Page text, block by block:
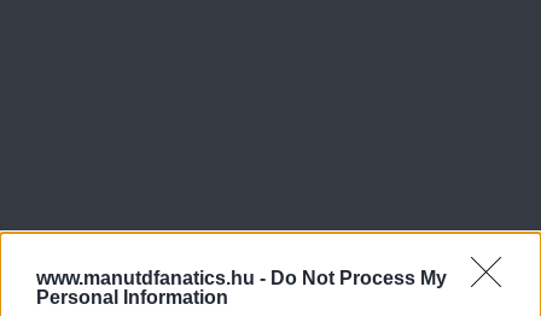
www.manutdfanatics.hu - Do Not Process My
Personal Information